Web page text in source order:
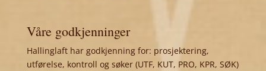
Våre godkjenninger
Hallinglaft har godkjenning for: prosjektering,
utførelse, kontroll og søker (UTF, KUT, PRO, KPR, SØK)